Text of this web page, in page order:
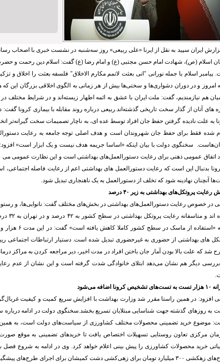
ایران سپید به نقل از ایرنا «علی ربیعی» روز سه‌شنبه در نشست خبری با اصحاب
اسلام (ص)، شهادت امام حسن مجتبی (ع) و امام رضا (ع) گفت: اسلام دین رحمت و
پیامبر اسلام با جمله نورانی "انی بعثت لاتمم مکارم الاخلاق" فلسفه بعثت را اخلاق و
امروز و در دوران دشواری‌ها و سختی‌ها بیش از هر زمانی به الگوی اخلاقی بزرگان این
هم نیازمندیم، گفت: ملت ایران با عشق به ائمه اطهار زیسته‌اند و در شرایط مختلف
های آنان از گذار سخت تاریخی گذشته‌اند.ربیعی درباره روند مقابله با بیماری کرونا
به علت نادیده گرفتن حفظ جان افراد توسط عده ای، به ناچار تصمیمات سخت گیرانه‌تر
شده فقط برای حفظ جان شهروندان است و هدف اصلی توجه جامعه به رعایت
سخنگوی دولت با بیان اینکه «اساسا جریمه هدف نیست و یک ابزار است»
اتفاق عمومی ذهنی برای رعایت دستورالعمل‌های بهداشتی است و این نظارت عمومی
بدنبال این است که رعایت دستورالعمل های بهداشتی اعم از رعایت فاصله
آنچنان نهادینه شود که تخلف از دستورالعمل به یک ناهنجاری تبدیل شود.
رعایت پروتکل‌های بهداشتی به زیر ۴۰ درصد
در خصوص رعایت دستورالعمل‌های بهداشتی در بخش‌های مختلف گفت: نانوایی‌ها، و
کرده اند
های بهداشتی از حضوری به غیرحضوری تبدیل شده است. دستیار ارتباطات اجتماعی
شد که علت بالا بودن آمار جان باختن افراد در مدت اخیر، دیر مراجعه کردن به مراکز
دیگر هم نشان می‌دهد ابتلای خانوادگی شدت گرفته است و این نشان از عدم
کرونا اضافه می‌شود
به روزهای گذشته جهت شناسایی مبتلایان تسریع بخشد.سخنگوی دولت در ادامه درباره
مرکزی تعاون روستایی تسهیلات اختصاص یافت تا خریدهای تضمینی به موقع صورت
خرید محصولات کشاورزی را پیش بینی اعلام خواهد کرد. وی در ادامه به شروع فصل
تومان برای زهی‌کشی دشت کمیشان برای اجرای طرح‌های پیشگیرانه اختصاص یافت.